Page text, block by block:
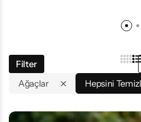
Filter
Ağaçlar
Hepsini